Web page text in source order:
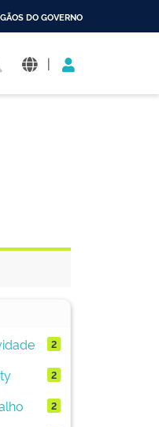
DO GOVERNO
|
2
2
2